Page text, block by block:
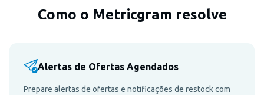
Como o Metricgram resolve
Alertas de Ofertas Agendados
Prepare alertas de ofertas e notificações de restock com